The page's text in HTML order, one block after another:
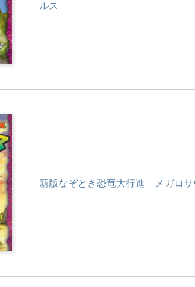
ルス
新版なぞとき恐竜大行進 メガロサ